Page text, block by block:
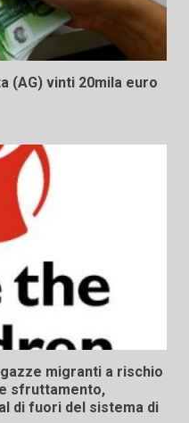
(AG) vinti 20mila euro
migranti a rischio
sfruttamento,
di fuori del sistema di